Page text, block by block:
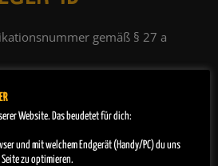
gemäß § 27 a
Website. Das beudetet für dich:
und mit welchem Endgerät (Handy/PC) du uns
zu optimieren.